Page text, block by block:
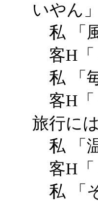
いやん」
私 「
客H「
私 「
客H「
旅行に
私 「
客H「
私 「